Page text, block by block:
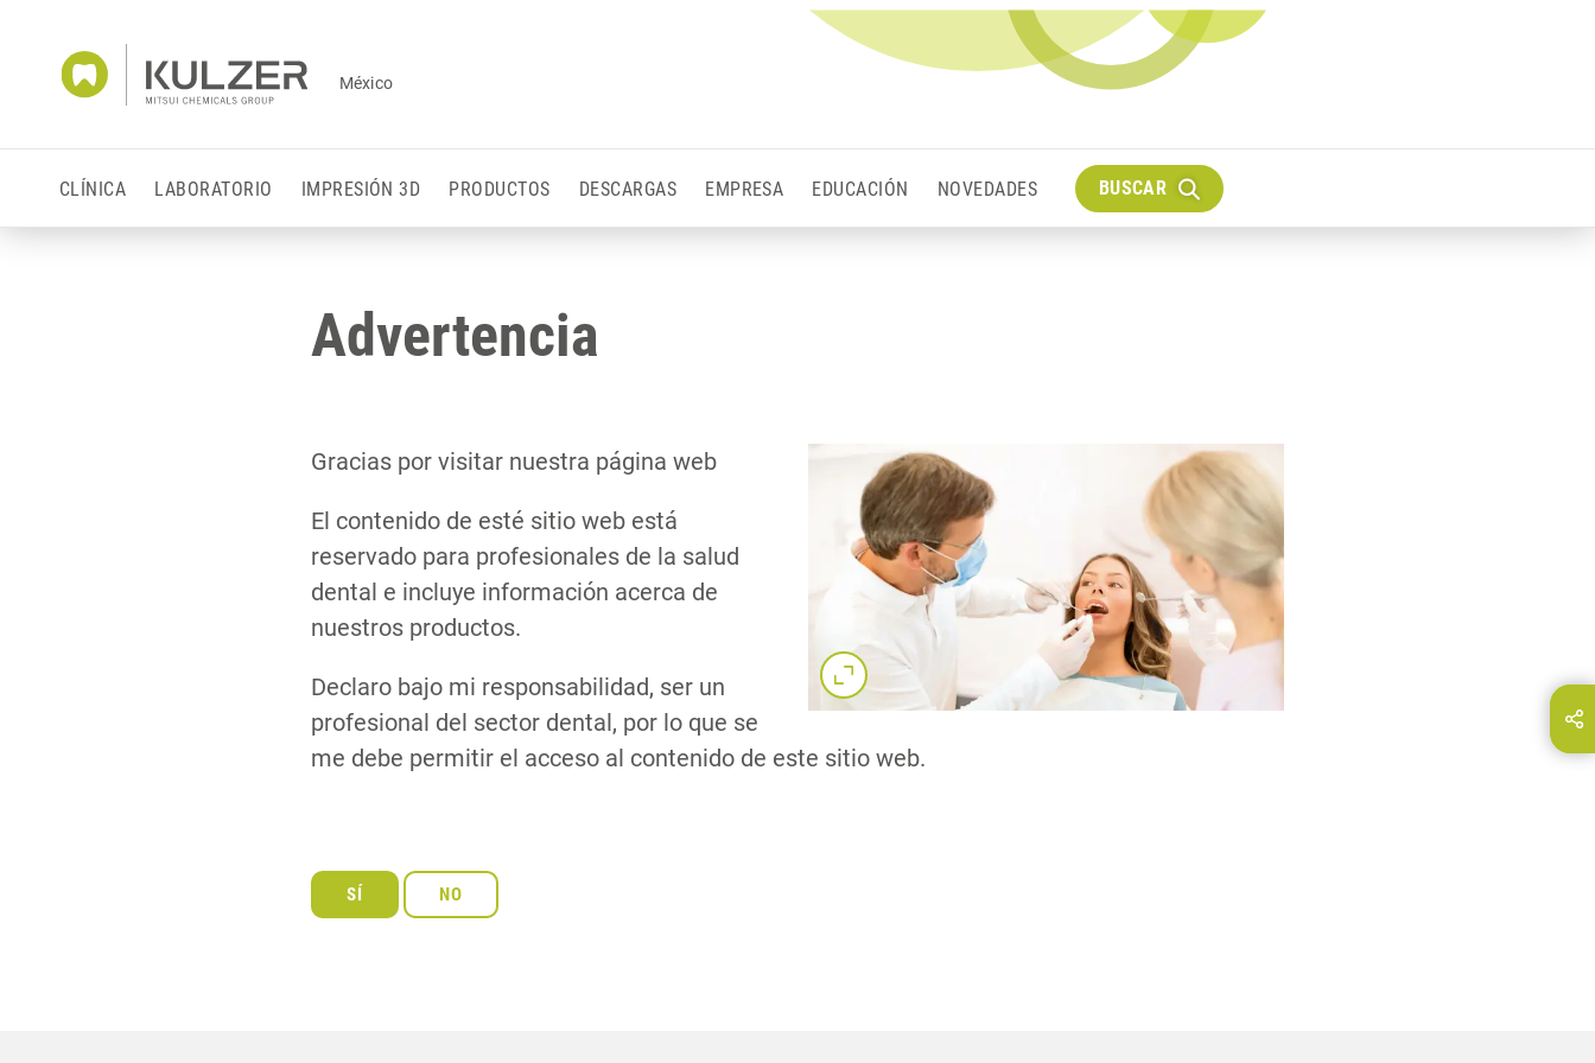
México
CLÍNICA LABORATORIO IMPRESIÓN 3D PRODUCTOS DESCARGAS EMPRESA EDUCACIÓN NOVEDADES BUSCAR
Compartir esta página
Advertencia
Gracias por visitar nuestra página web
El contenido de esté sitio web está
reservado para profesionales de la salud
dental e incluye información acerca de
nuestros productos.
Declaro bajo mi responsabilidad, ser un
profesional del sector dental, por lo que se
me debe permitir el acceso al contenido de este sitio web.